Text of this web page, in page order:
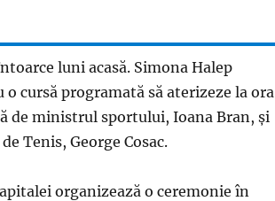
luni acasă. Simona Halep
cursă programată să aterizeze la ora
de ministrul sportului, Ioana Bran, şi
Tenis, George Cosac.
organizează o ceremonie în